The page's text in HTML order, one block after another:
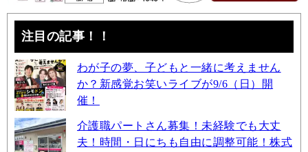
注目の記事！！
わが子の夢、子どもと一緒に考えません
か？新感覚お笑いライブが9/6（日）開
催！
介護職パートさん募集！未経験でも大丈
夫！時間・日にちも自由に調整可能！株式